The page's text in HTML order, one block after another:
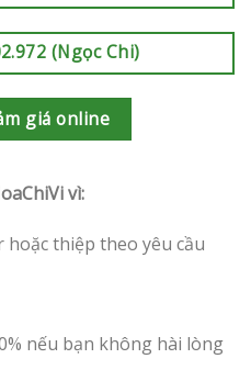
(Ngọc Chi)
giá online
vì:
thiệp theo yêu cầu
nếu bạn không hài lòng